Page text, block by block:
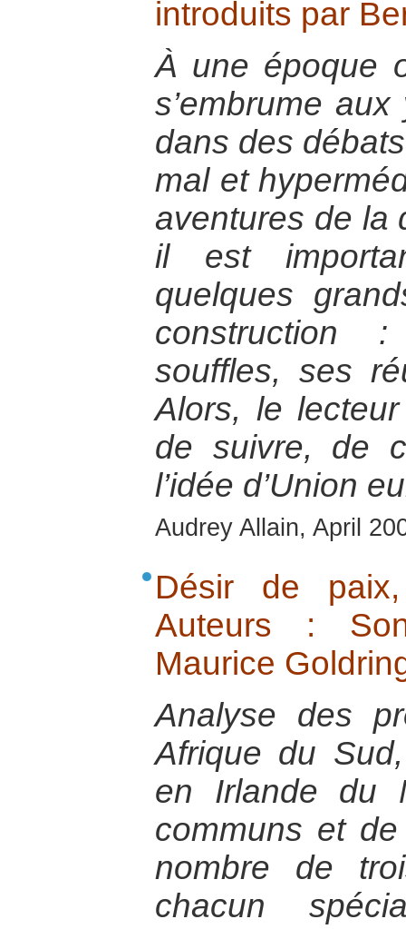
introduits par
À une époque
s’embrume
dans des
mal et
aventures de la
il est
quelques
construction
souffles, ses
Alors, le
de suivre, de
l’idée d’Union
Audrey Allain, April
Désir de
Auteurs :
Maurice
Analyse des
Afrique du
en Irlande du
communs et
nombre de
chacun